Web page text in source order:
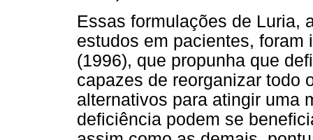
Essas formulações de Luria,
estudos em pacientes,
(1996), que propunha que
capazes de reorganizar todo
alternativos para atingir uma
deficiência podem se